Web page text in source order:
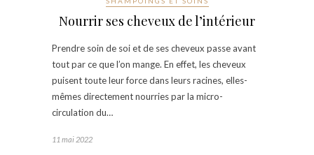
Nourrir ses cheveux de l’intérieur
Prendre soin de soi et de ses cheveux passe avant
tout par ce que l’on mange. En effet, les cheveux
puisent toute leur force dans leurs racines, elles-
mêmes directement nourries par la micro-
circulation du…
11 mai 2022